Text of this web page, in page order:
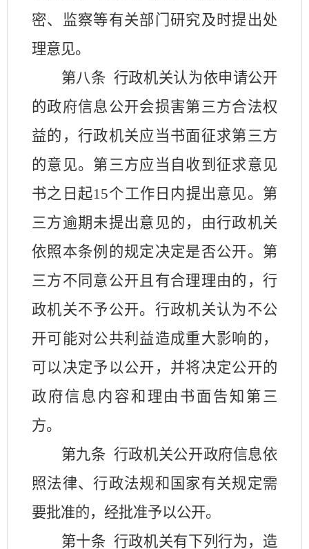
密、监察等有关部门研究及时提出处
理意见。
第八条 行政机关认为依申请公开
的政府信息公开会损害第三方合法权
益的，行政机关应当书面征求第三方
的意见。第三方应当自收到征求意见
书之日起15个工作日内提出意见。第
三方逾期未提出意见的，由行政机关
依照本条例的规定决定是否公开。第
三方不同意公开且有合理理由的，行
政机关不予公开。行政机关认为不公
开可能对公共利益造成重大影响的，
可以决定予以公开，并将决定公开的
政府信息内容和理由书面告知第三
方。
第九条 行政机关公开政府信息依
照法律、行政法规和国家有关规定需
要批准的，经批准予以公开。
第十条 行政机关有下列行为，造